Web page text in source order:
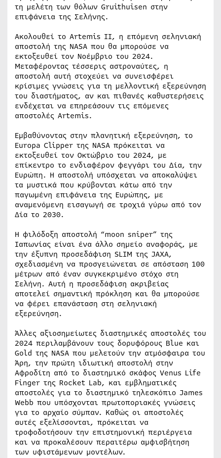
τη μελέτη των θόλων Gruithuisen στην
επιφάνεια της Σελήνης.
Ακολουθεί το Artemis II, η επόμενη σεληνιακή
αποστολή της NASA που θα μπορούσε να
εκτοξευθεί τον Νοέμβριο του 2024.
Μεταφέροντας τέσσερις αστροναύτες, η
αποστολή αυτή στοχεύει να συνεισφέρει
κρίσιμες γνώσεις για τη μελλοντική εξερεύνηση
του διαστήματος, αν και πιθανές καθυστερήσεις
ενδέχεται να επηρεάσουν τις επόμενες
αποστολές Artemis.
Εμβαθύνοντας στην πλανητική εξερεύνηση, το
Europa Clipper της NASA πρόκειται να
εκτοξευθεί τον Οκτώβριο του 2024, με
επίκεντρο το ενδιαφέρον φεγγάρι του Δία, την
Ευρώπη. Η αποστολή υπόσχεται να αποκαλύψει
τα μυστικά που κρύβονται κάτω από την
παγωμένη επιφάνεια της Ευρώπης, με
αναμενόμενη εισαγωγή σε τροχιά γύρω από τον
Δία το 2030.
Η φιλόδοξη αποστολή “moon sniper” της
Ιαπωνίας είναι ένα άλλο σημείο αναφοράς, με
την έξυπνη προσεδάφιση SLIM της JAXA,
σχεδιασμένη να προσγειώνεται σε απόσταση 100
μέτρων από έναν συγκεκριμένο στόχο στη
Σελήνη. Αυτή η προσεδάφιση ακριβείας
αποτελεί σημαντική πρόκληση και θα μπορούσε
να φέρει επανάσταση στη σεληνιακή
εξερεύνηση.
Άλλες αξιοσημείωτες διαστημικές αποστολές του
2024 περιλαμβάνουν τους δορυφόρους Blue και
Gold της NASA που μελετούν την ατμόσφαιρα του
Άρη, την πρώτη ιδιωτική αποστολή στην
Αφροδίτη από το διαστημικό σκάφος Venus Life
Finger της Rocket Lab, και εμβληματικές
αποστολές για το διαστημικό τηλεσκόπιο James
Webb που υπόσχονται πρωτοποριακές γνώσεις
για το αρχαίο σύμπαν. Καθώς οι αποστολές
αυτές εξελίσσονται, πρόκειται να
τροφοδοτήσουν την επιστημονική περιέργεια
και να προκαλέσουν περαιτέρω αμφισβήτηση
των υφιστάμενων μοντέλων.